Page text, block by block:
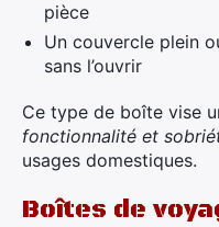
pièce
Un couvercle plein
sans l’ouvrir
Ce type de boîte vise
fonctionnalité et
usages domestiques.
Boîtes de